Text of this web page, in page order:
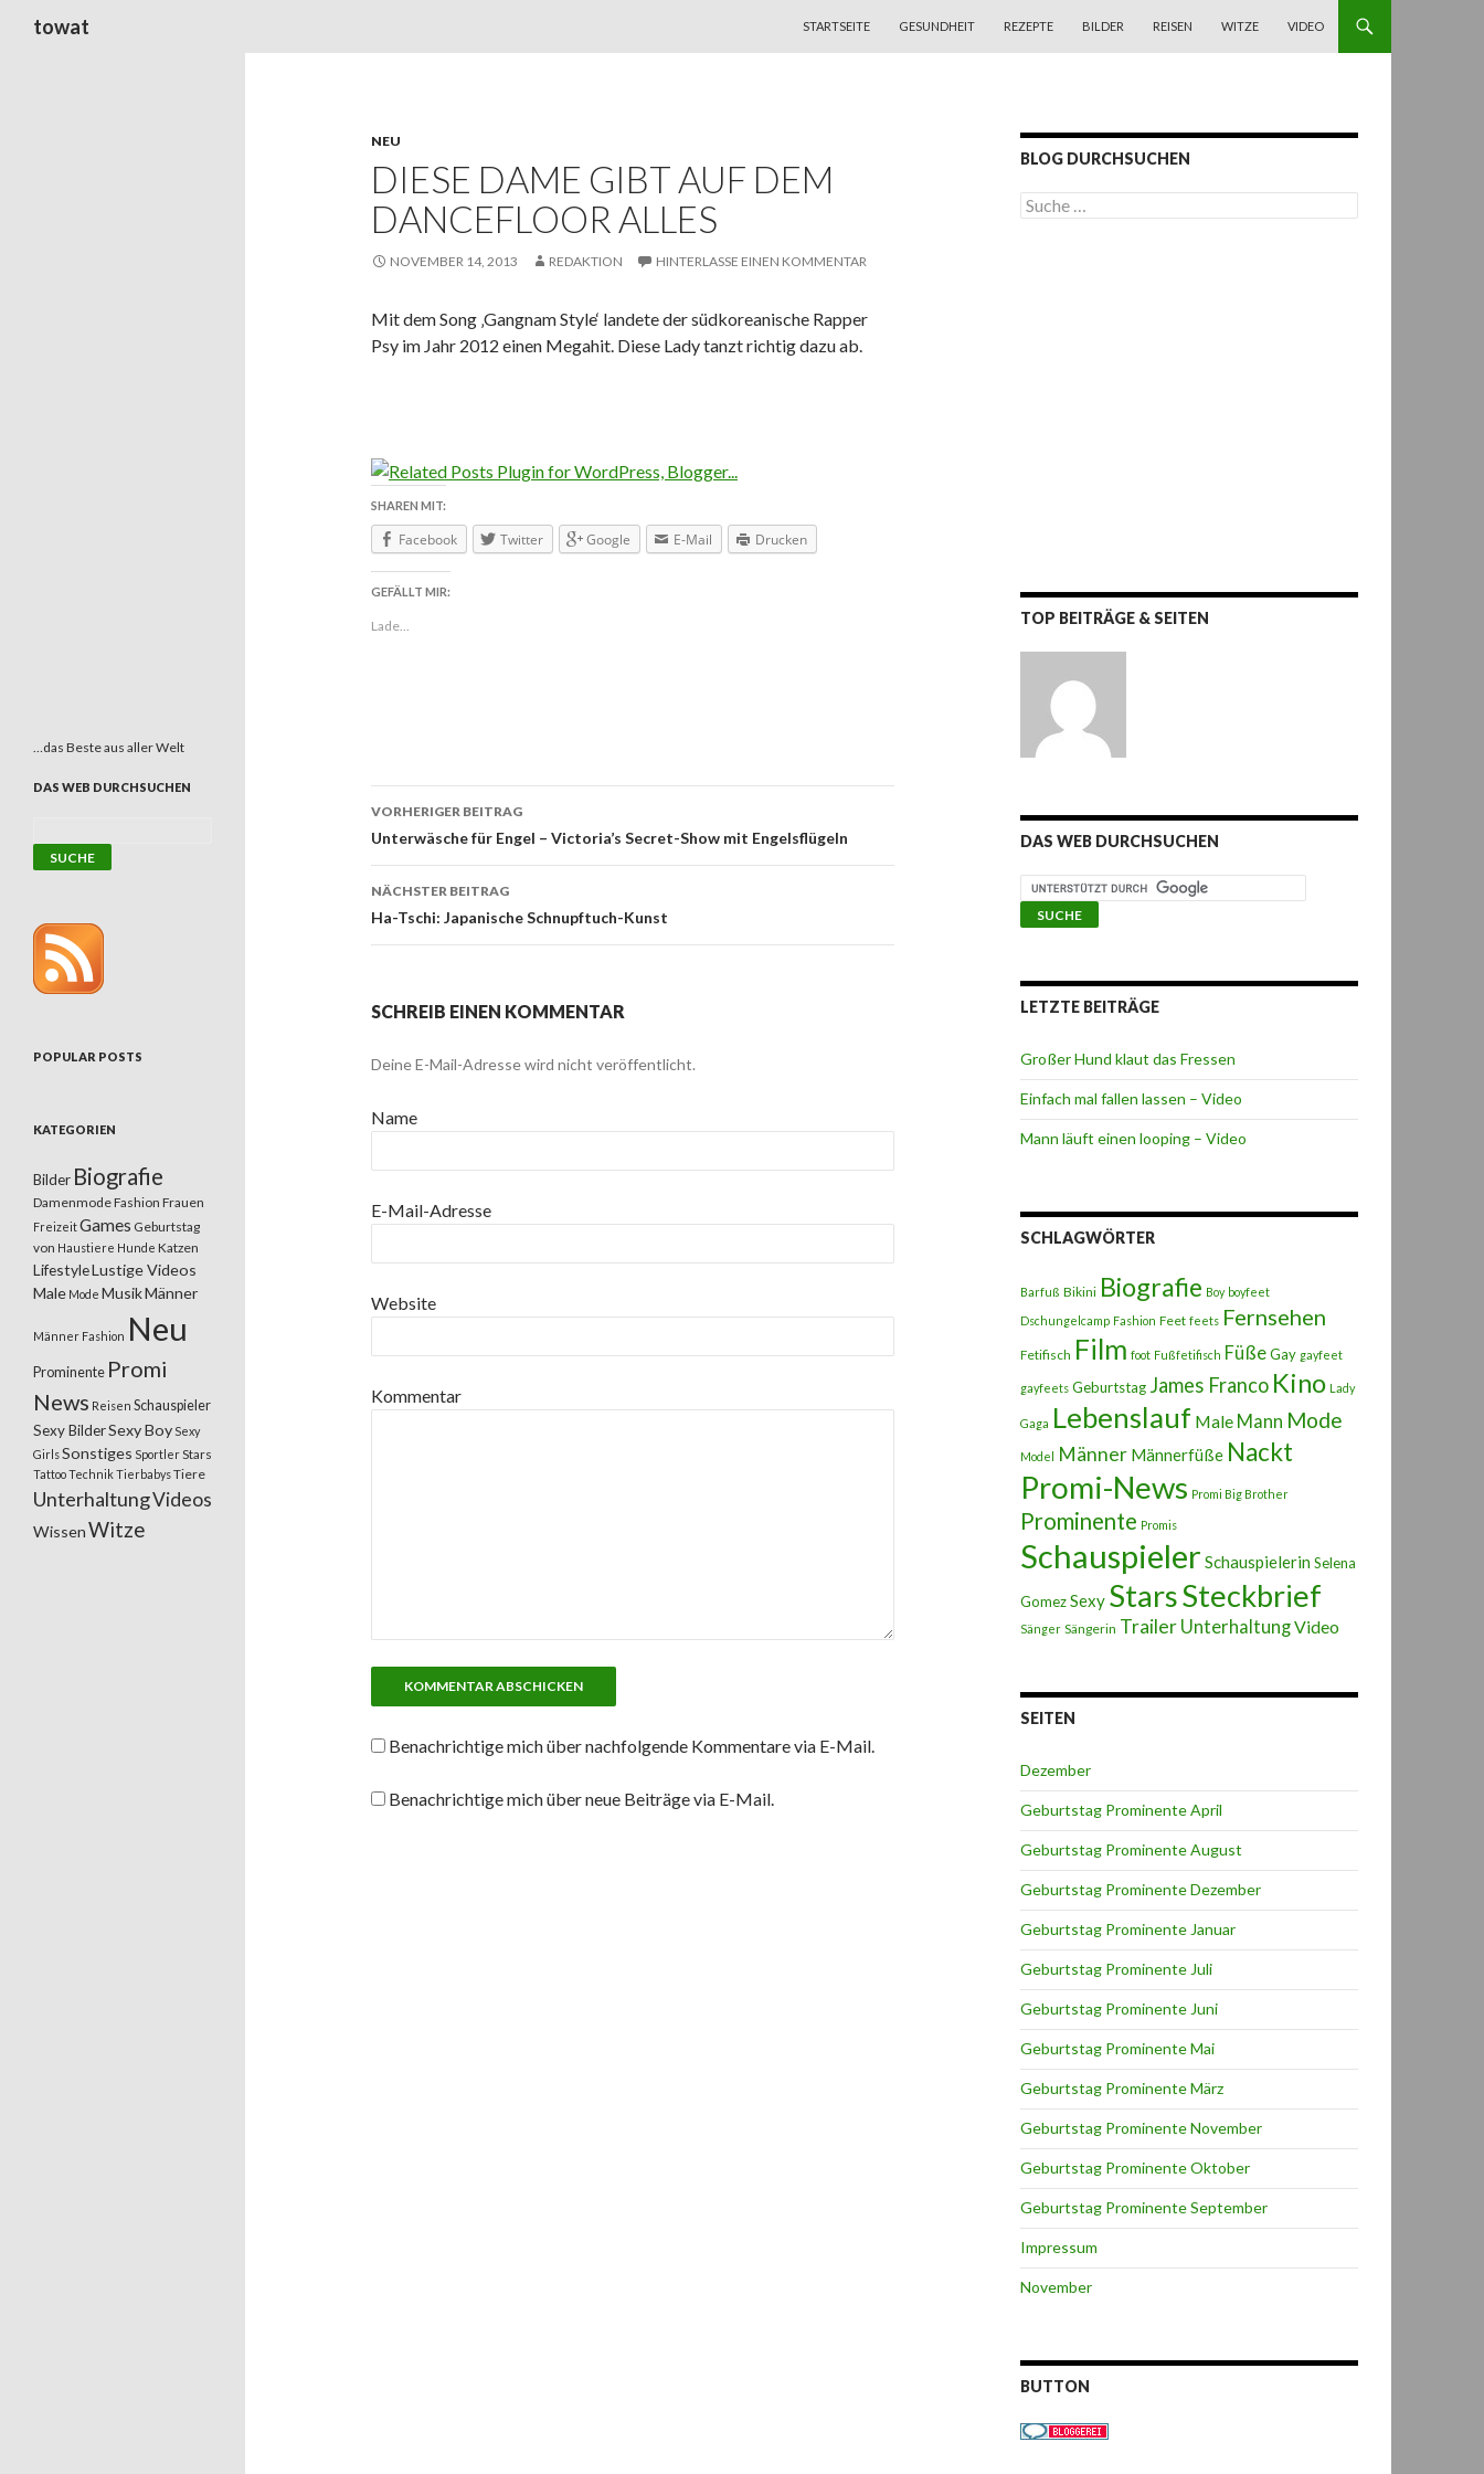
towat
STARTSEITE
GESUNDHEIT REZEPTE BILDER REISEN WITZE VIDEO
NEU
DIESE DAME GIBT AUF DEM
DANCEFLOOR ALLES
NOVEMBER 14, 2013 REDAKTION HINTERLASSE EINEN KOMMENTAR
Mit dem Song ‚Gangnam Style‘ landete der südkoreanische Rapper
Psy im Jahr 2012 einen Megahit. Diese Lady tanzt richtig dazu ab.
SHAREN MIT:
Facebook Twitter Google E-Mail Drucken
GEFÄLLT MIR:
Lade...
Beitragsnavigation
VORHERIGER BEITRAG
Unterwäsche für Engel – Victoria’s Secret-Show mit Engelsflügeln
NÄCHSTER BEITRAG
Ha-Tschi: Japanische Schnupftuch-Kunst
SCHREIB EINEN KOMMENTAR
Deine E-Mail-Adresse wird nicht veröffentlicht.
Name
E-Mail-Adresse
Website
Kommentar
Benachrichtige mich über nachfolgende Kommentare via E-Mail.
Benachrichtige mich über neue Beiträge via E-Mail.
BLOG DURCHSUCHEN
S
u
TOP BEITRÄGE & SEITEN
DAS WEB DURCHSUCHEN
LETZTE BEITRÄGE
Großer Hund klaut das Fressen
Einfach mal fallen lassen – Video
Mann läuft einen looping – Video
SCHLAGWÖRTER
Barfuß Bikini Biografie Boy boyfeet
Dschungelcamp Fashion Feet feets Fernsehen
Fetifisch Film foot Fußfetifisch FüßeGay gayfeet
gayfeets Geburtstag James Franco Kino Lady
Gaga Lebenslauf Male Mann Mode
Model Männer Männerfüße Nackt
Promi-News Promi Big Brother
Prominente Promis
Schauspieler Schauspielerin Selena
GomezSexy StarsSteckbrief
Sänger Sängerin Trailer UnterhaltungVideo
SEITEN
Dezember
Geburtstag Prominente April
Geburtstag Prominente August
Geburtstag Prominente Dezember
Geburtstag Prominente Januar
Geburtstag Prominente Juli
Geburtstag Prominente Juni
Geburtstag Prominente Mai
Geburtstag Prominente März
Geburtstag Prominente November
Geburtstag Prominente Oktober
Geburtstag Prominente September
Impressum
November
BUTTON
…das Beste aus aller Welt
DAS WEB DURCHSUCHEN
POPULAR POSTS
KATEGORIEN
Bilder Biografie
DamenmodeFashion Frauen
FreizeitGames Geburtstag
von Haustiere Hunde Katzen
LifestyleLustige Videos
Male Mode MusikMänner
Männer Fashion Neu
Prominente Promi
News Reisen Schauspieler
Sexy BilderSexy Boy Sexy
GirlsSonstiges SportlerStars
TattooTechnikTierbabysTiere
UnterhaltungVideos
WissenWitze